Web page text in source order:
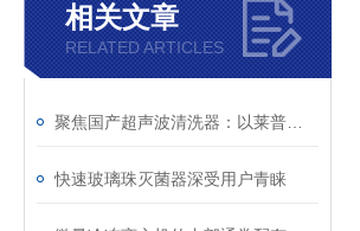
相关文章
RELATED ARTICLES
快速玻璃珠灭菌器深受用户青睐